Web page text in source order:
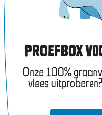
PROEFBOX
Onze 100%
vlees